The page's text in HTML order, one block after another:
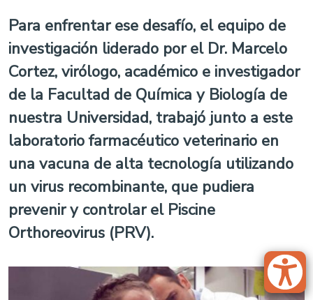
Para enfrentar ese desafío, el equipo de
investigación liderado por el Dr. Marcelo
Cortez, virólogo, académico e investigador
de la Facultad de Química y Biología de
nuestra Universidad, trabajó junto a este
laboratorio farmacéutico veterinario en
una vacuna de alta tecnología utilizando
un virus recombinante, que pudiera
prevenir y controlar el Piscine
Orthoreovirus (PRV).